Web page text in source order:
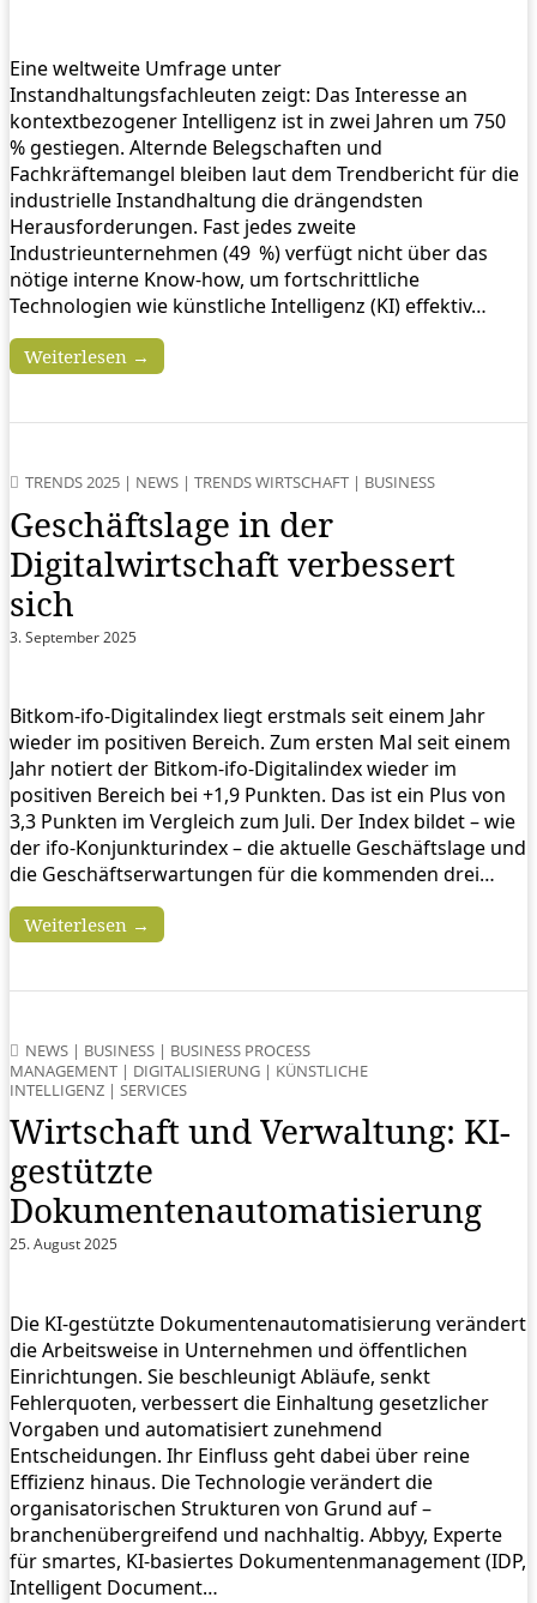
Eine weltweite Umfrage unter
Instandhaltungsfachleuten zeigt: Das Interesse an
kontextbezogener Intelligenz ist in zwei Jahren um 750
% gestiegen. Alternde Belegschaften und
Fachkräftemangel bleiben laut dem Trendbericht für die
industrielle Instandhaltung die drängendsten
Herausforderungen. Fast jedes zweite
Industrieunternehmen (49 %) verfügt nicht über das
nötige interne Know-how, um fortschrittliche
Technologien wie künstliche Intelligenz (KI) effektiv…
Weiterlesen →
TRENDS 2025 | NEWS | TRENDS WIRTSCHAFT | BUSINESS
Geschäftslage in der
Digitalwirtschaft verbessert
sich
3. September 2025
Bitkom-ifo-Digitalindex liegt erstmals seit einem Jahr
wieder im positiven Bereich. Zum ersten Mal seit einem
Jahr notiert der Bitkom-ifo-Digitalindex wieder im
positiven Bereich bei +1,9 Punkten. Das ist ein Plus von
3,3 Punkten im Vergleich zum Juli. Der Index bildet – wie
der ifo-Konjunkturindex – die aktuelle Geschäftslage und
die Geschäftserwartungen für die kommenden drei…
Weiterlesen →
NEWS | BUSINESS | BUSINESS PROCESS
MANAGEMENT | DIGITALISIERUNG | KÜNSTLICHE
INTELLIGENZ | SERVICES
Wirtschaft und Verwaltung: KI-
gestützte
Dokumentenautomatisierung
25. August 2025
Die KI-gestützte Dokumentenautomatisierung verändert
die Arbeitsweise in Unternehmen und öffentlichen
Einrichtungen. Sie beschleunigt Abläufe, senkt
Fehlerquoten, verbessert die Einhaltung gesetzlicher
Vorgaben und automatisiert zunehmend
Entscheidungen. Ihr Einfluss geht dabei über reine
Effizienz hinaus. Die Technologie verändert die
organisatorischen Strukturen von Grund auf –
branchenübergreifend und nachhaltig. Abbyy, Experte
für smartes, KI-basiertes Dokumentenmanagement (IDP,
Intelligent Document…